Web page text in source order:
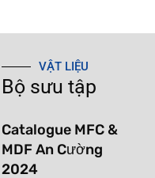
VẬT LIỆU
Bộ sưu tập
Catalogue MFC &
MDF An Cường
2024